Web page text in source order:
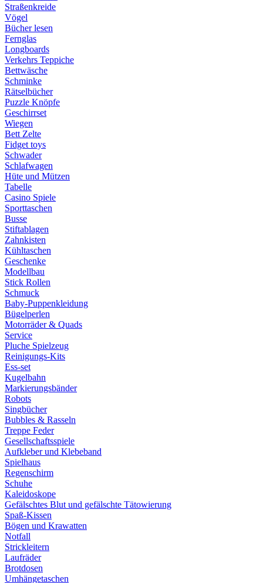
Straßenkreide
Vögel
Bücher lesen
Fernglas
Longboards
Verkehrs Teppiche
Bettwäsche
Schminke
Rätselbücher
Puzzle Knöpfe
Geschirrset
Wiegen
Bett Zelte
Fidget toys
Schwader
Schlafwagen
Hüte und Mützen
Tabelle
Casino Spiele
Sporttaschen
Busse
Stiftablagen
Zahnkisten
Kühltaschen
Geschenke
Modellbau
Stick Rollen
Schmuck
Baby-Puppenkleidung
Bügelperlen
Motorräder & Quads
Service
Pluche Spielzeug
Reinigungs-Kits
Ess-set
Kugelbahn
Markierungsbänder
Robots
Singbücher
Bubbles & Rasseln
Treppe Feder
Gesellschaftsspiele
Aufkleber und Klebeband
Spielhaus
Regenschirm
Schuhe
Kaleidoskope
Gefälschtes Blut und gefälschte Tätowierung
Spaß-Kissen
Bögen und Krawatten
Notfall
Strickleitern
Laufräder
Brotdosen
Umhängetaschen